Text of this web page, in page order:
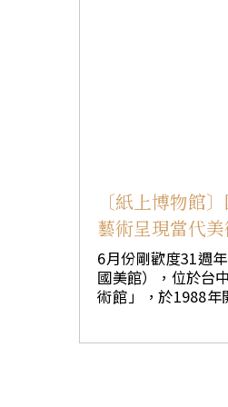
設計一座海
項，寬廣、
室的特有空
物與生態系的神秘面
槽」的過渡
廳」展示水
們的生活，透
洋文化廳 踏
上，人民依
寬約29公尺
〔紙上博物館
藝術呈現當代
6月份剛歡度31週
國美館），位於台
術館」，於1988
行政院文建會（